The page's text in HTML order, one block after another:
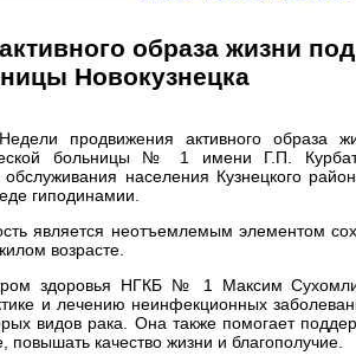
образа жизни
Новокузнецка
продвижения активного образа
больницы № 1 имени Г.П.
обслуживания населения Кузнецкого
гиподинамии.
является неотъемлемым элементом
возрасте.
здоровья НГКБ № 1 Максим
и лечению неинфекционных
видов рака. Она также помогает
повышать качество жизни и благополучие.